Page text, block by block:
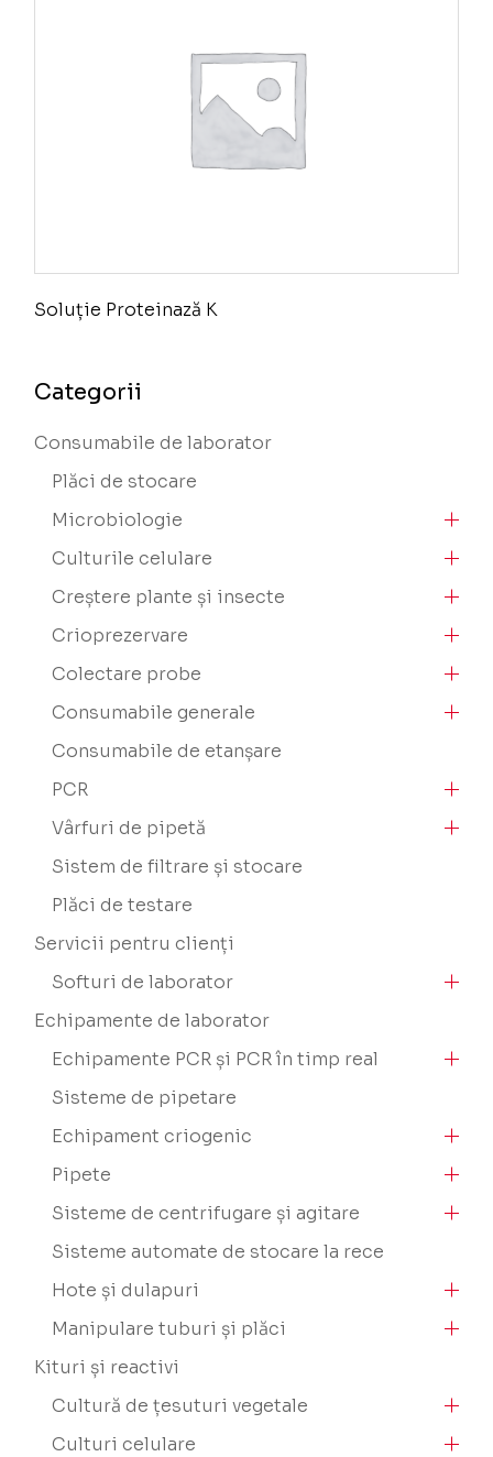
Soluție Proteinază K
Categorii
Consumabile de laborator
Plăci de stocare
Microbiologie
Culturile celulare
Creștere plante și insecte
Crioprezervare
Colectare probe
Consumabile generale
Consumabile de etanșare
PCR
Vârfuri de pipetă
Sistem de filtrare și stocare
Plăci de testare
Servicii pentru clienți
Softuri de laborator
Echipamente de laborator
Echipamente PCR și PCR în timp real
Sisteme de pipetare
Echipament criogenic
Pipete
Sisteme de centrifugare și agitare
Sisteme automate de stocare la rece
Hote și dulapuri
Manipulare tuburi și plăci
Kituri și reactivi
Cultură de țesuturi vegetale
Culturi celulare